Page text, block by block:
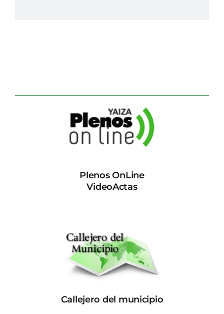
Plenos OnLine
VideoActas
Callejero del municipio